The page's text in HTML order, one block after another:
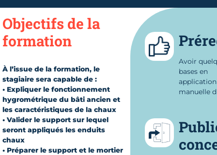
Objectifs de la
formation
À l’issue de la formation, le
stagiaire sera capable de :
• Expliquer le fonctionnement
hygrométrique du bâti ancien et
les caractéristiques de la chaux
• Valider le support sur lequel
seront appliqués les enduits
chaux
• Préparer le support et le mortier
Avoir
bases en
application
manuelle